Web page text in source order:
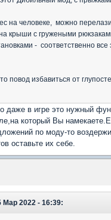
на человеке, можно
крыши с гружеными
- соответственно все
повод избавиться от
даже в игре это нужный
который Вы
по моду-то
оставьте их себе.
Мар 2022 - 16:39: